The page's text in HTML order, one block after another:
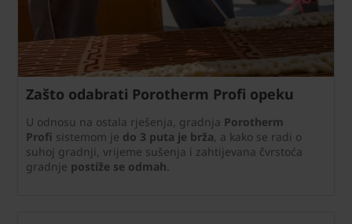
Zašto odabrati Porotherm Profi opeku
U odnosu na ostala rješenja, gradnja Porotherm
Profi sistemom je do 3 puta je brža , a kako se radi o
suhoj gradnji, vrijeme sušenja i zahtijevana čvrstoća
gradnje postiže se odmah